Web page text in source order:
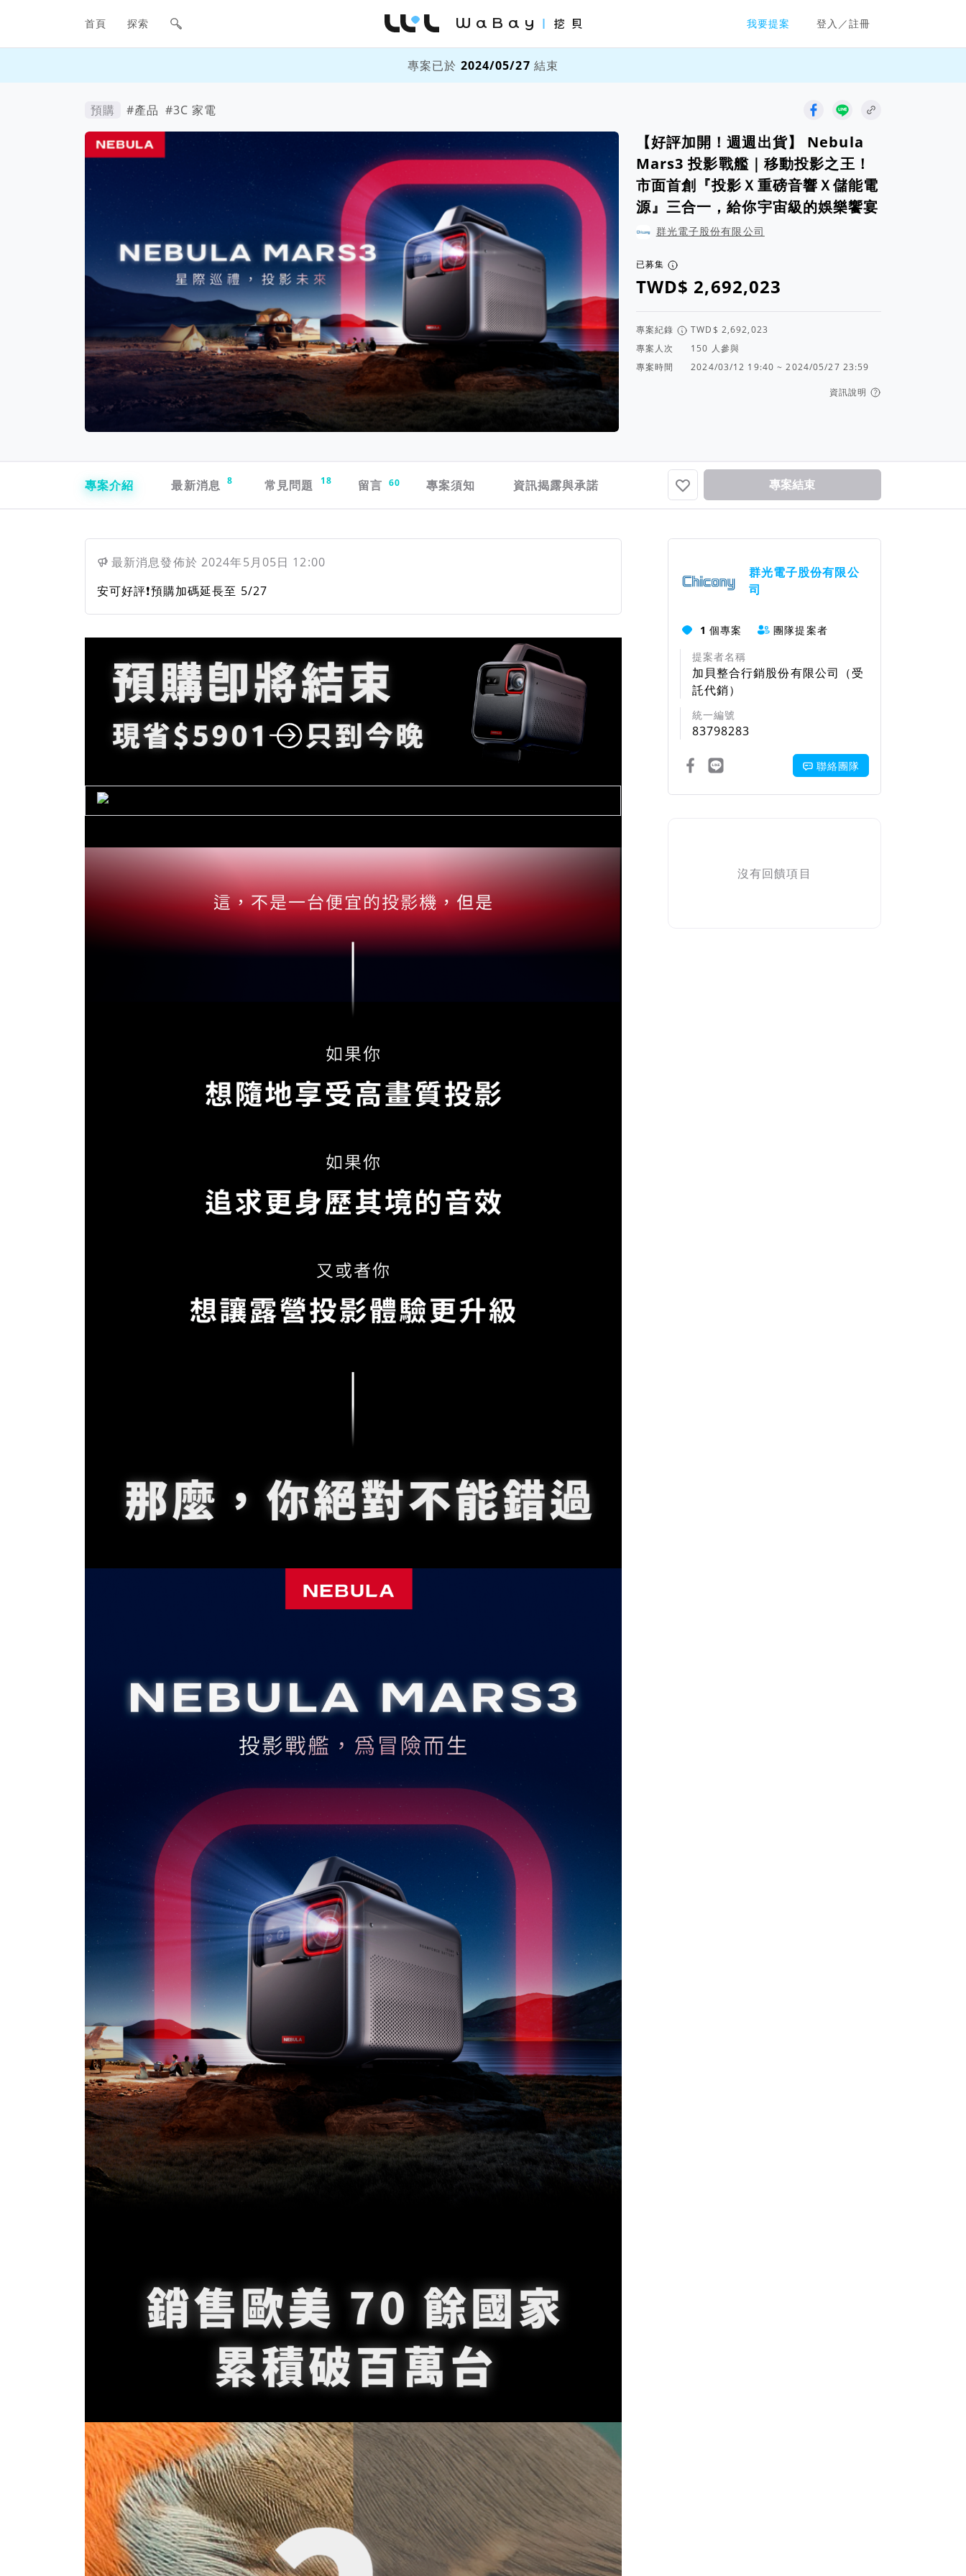
網站主要導航欄
首頁 探索 我要提案 登入／註冊
WaBay 挖貝 | 台灣最值得信賴的群眾集資 / 群眾募資平台
專案已於 2024/05/27 結束
預購 #產品 #3C 家電
【好評加開！週週出貨】 Nebula
Mars3 投影戰艦｜移動投影之王！
市面首創『投影Ｘ重磅音響Ｘ儲能電
源』三合一，給你宇宙級的娛樂饗宴
群光電子股份有限公司
已募集
專案紀錄
專案人次
人參與
專案時間
2024/03/12 19:40 ~ 2024/05/27 23:59
資訊說明
專案介紹
最新消息 8 常見問題 18 留言 60 專案須知 資訊揭露與承諾 專案結束
最新消息發佈於 2024年5月05日 12:00
安可好評❗預購加碼延長至 5/27
群光電子股份有限公
司
1 個專案
團隊提案者
提案者名稱
加貝整合行銷股份有限公司（受
託代銷）
統一編號
83798283
聯絡團隊
沒有回饋項目